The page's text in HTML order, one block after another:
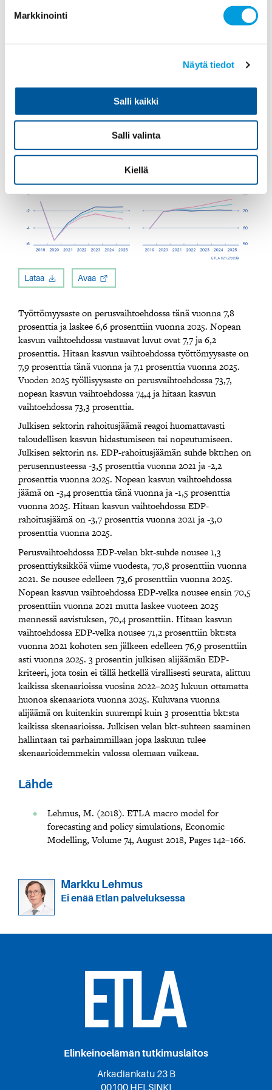
Markkinointi
Näytä tiedot
Salli kaikki
Salli valinta
Kiellä
vaikuta kotitalouksien säästämisasteeseen.
Lataa Avaa
Työttömyysaste on perusvaihtoehdossa tänä vuonna 7,8
prosenttia ja laskee 6,6 prosenttiin vuonna 2025. Nopean
kasvun vaihtoehdossa vastaavat luvut ovat 7,7 ja 6,2
prosenttia. Hitaan kasvun vaihtoehdossa työttömyysaste on
7,9 prosenttia tänä vuonna ja 7,1 prosenttia vuonna 2025.
Vuoden 2025 työllisyysaste on perusvaihtoehdossa 73,7,
nopean kasvun vaihtoehdossa 74,4 ja hitaan kasvun
vaihtoehdossa 73,3 prosenttia.
Julkisen sektorin rahoitusjäämä reagoi huomattavasti
taloudellisen kasvun hidastumiseen tai nopeutumiseen.
Julkisen sektorin ns. EDP-rahoitusjäämän suhde bkt:hen on
perusennusteessa -3,5 prosenttia vuonna 2021 ja -2,2
prosenttia vuonna 2025. Nopean kasvun vaihtoehdossa
jäämä on -3,4 prosenttia tänä vuonna ja -1,5 prosenttia
vuonna 2025. Hitaan kasvun vaihtoehdossa EDP-
rahoitusjäämä on -3,7 prosenttia vuonna 2021 ja -3,0
prosenttia vuonna 2025.
Perusvaihtoehdossa EDP-velan bkt-suhde nousee 1,3
prosenttiyksikköä viime vuodesta, 70,8 prosenttiin vuonna
2021. Se nousee edelleen 73,6 prosenttiin vuonna 2025.
Nopean kasvun vaihtoehdossa EDP-velka nousee ensin 70,5
prosenttiin vuonna 2021 mutta laskee vuoteen 2025
mennessä aavistuksen, 70,4 prosenttiin. Hitaan kasvun
vaihtoehdossa EDP-velka nousee 71,2 prosenttiin bkt:sta
vuonna 2021 kohoten sen jälkeen edelleen 76,9 prosenttiin
asti vuonna 2025. 3 prosentin julkisen alijäämän EDP-
kriteeri, jota tosin ei tällä hetkellä virallisesti seurata, alittuu
kaikissa skenaarioissa vuosina 2022–2025 lukuun ottamatta
huonoa skenaariota vuonna 2025. Kuluvana vuonna
alijäämä on kuitenkin suurempi kuin 3 prosenttia bkt:sta
kaikissa skenaarioissa. Julkisen velan bkt-suhteen saaminen
hallintaan tai parhaimmillaan jopa laskuun tulee
skenaarioidemmekin valossa olemaan vaikeaa.
Lähde
Lehmus, M. (2018). ETLA macro model for
forecasting and policy simulations, Economic
Modelling, Volume 74, August 2018, Pages 142–166.
Markku Lehmus
Ei enää Etlan palveluksessa
Elinkeinoelämän tutkimuslaitos
Arkadiankatu 23 B
00100 HELSINKI